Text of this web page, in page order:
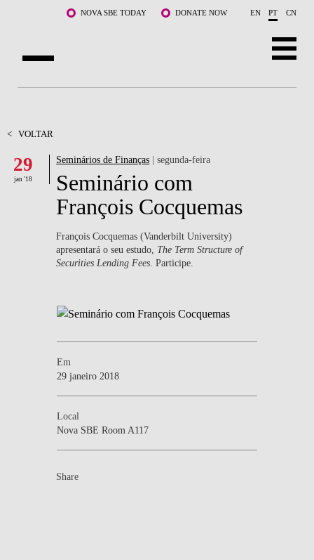
Saltar para o conteúdo principalNOVA SBE TODAY DONATE NOW EN PT CN
DOCENTES E INVESTIGAÇÃO
COMUNIDADE
WHAT'S HAPPENING
< VOLTAR
29
jan '18
Seminários de Finanças | segunda-feira
Seminário com
François Cocquemas
François Cocquemas (Vanderbilt University)
apresentará o seu estudo, The Term Structure of
Securities Lending Fees . Participe.
Em
29 janeiro 2018
Local
Nova SBE Room A117
Share